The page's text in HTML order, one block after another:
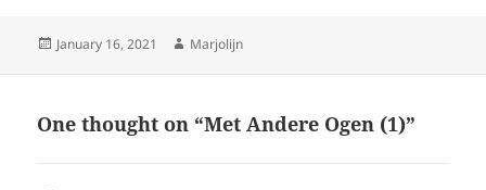
Posted
January 16, 2021 Author
Marjolijn
One thought on “Met Andere Ogen (1)”